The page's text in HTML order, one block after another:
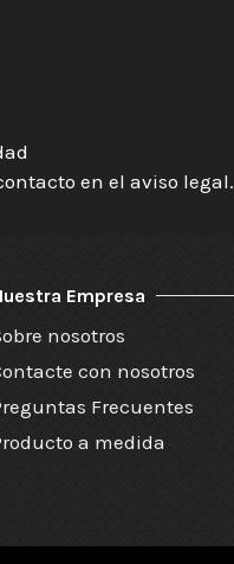
en el aviso legal.
Empresa
nosotros
con nosotros
Frecuentes
a medida